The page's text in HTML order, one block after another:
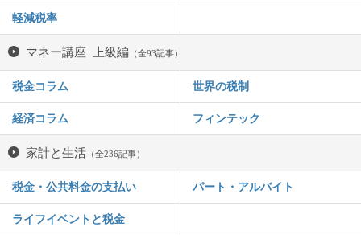
軽減税率
マネー講座 上級編 （全93記事）
税金コラム 世界の税制
経済コラム フィンテック
家計と生活 （全236記事）
税金・公共料金の支払い パート・アルバイト
ライフイベントと税金